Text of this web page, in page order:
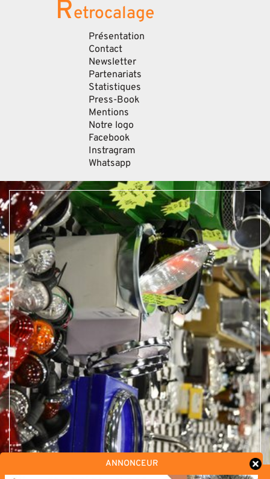
Retrocalage
Présentation
Contact
Newsletter
Partenariats
Statistiques
Press-Book
Mentions
Notre logo
Facebook
Instragram
Whatsapp
ANNONCEUR